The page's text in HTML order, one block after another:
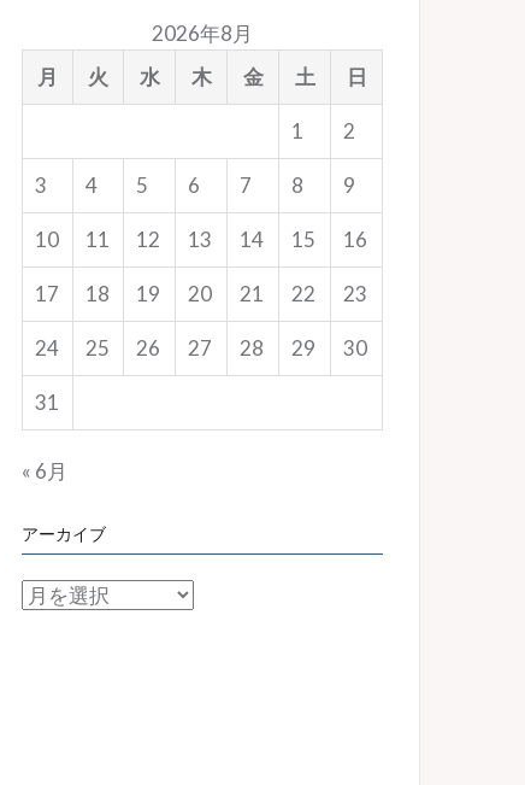
2026年8月
月
火 水 木 金 土 日
1 2
3 4 5 6 7 8 9
10 11 12 13 14 15 16
17 18 19 20 21 22 23
24 25 26 27 28 29 30
31
« 6月
アーカイブ
ア